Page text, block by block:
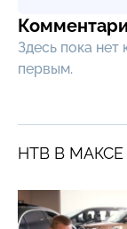
Здесь пока
первым.
НТВ В МАКСЕ